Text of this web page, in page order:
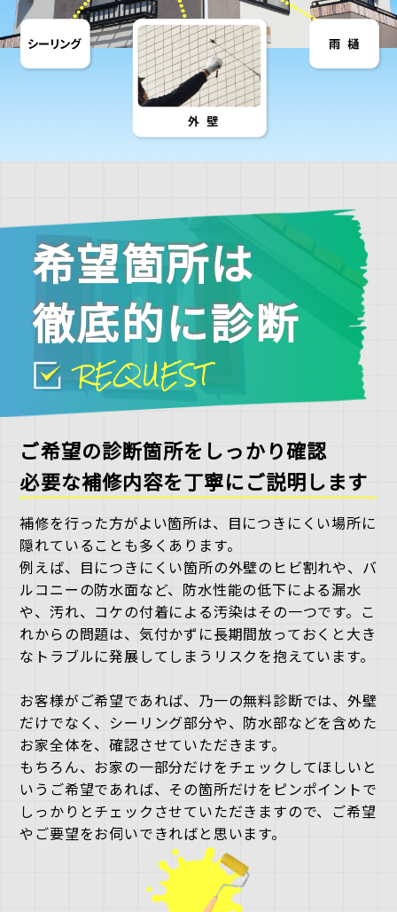
希望箇所は
徹底的に診断
REQUEST
ご希望の診断箇所をしっかり確認
必要な補修内容を丁寧にご説明します
補修を行った方がよい箇所は、目につきにくい場所に
隠れていることも多くあります。
例えば、目につきにくい箇所の外壁のヒビ割れや、バ
ルコニーの防水面など、防水性能の低下による漏水
や、汚れ、コケの付着による汚染はその一つです。こ
れからの問題は、気付かずに長期間放っておくと大き
なトラブルに発展してしまうリスクを抱えています。
お客様がご希望であれば、乃一の無料診断では、外壁
だけでなく、シーリング部分や、防水部などを含めた
お家全体を、確認させていただきます。
もちろん、お家の一部分だけをチェックしてほしいと
いうご希望であれば、その箇所だけをピンポイントで
しっかりとチェックさせていただきますので、ご希望
やご要望をお伺いできればと思います。